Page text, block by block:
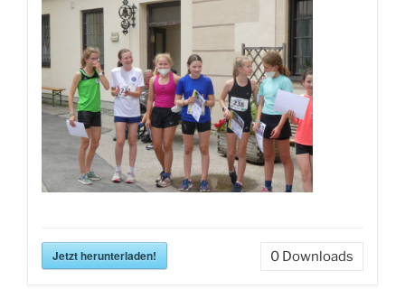
Jetzt herunterladen! 0 Downloads